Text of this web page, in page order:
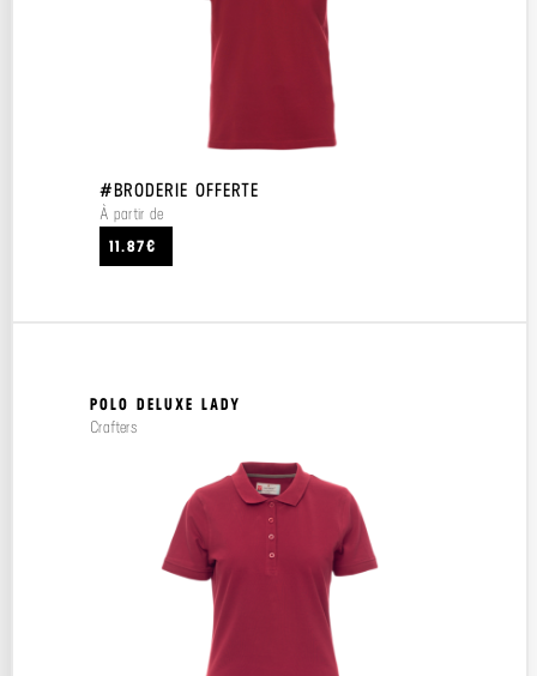
#BRODERIE OFFERTE
À partir de
11.87€
POLO DELUXE LADY
Crafters